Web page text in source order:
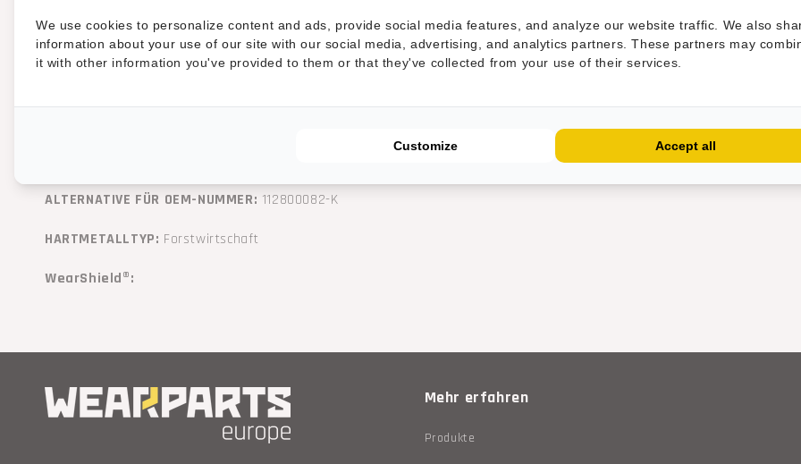
Standardversion
UML, UMM, UMM/S, UMH/S, SFL, STCL, 140U, 200U, 300U und 500U
ALTERNATIVE FÜR OEM-NUMMER: 112800082-K
HARTMETALLTYP: Forstwirtschaft
WearShield®:
Mehr erfahren
Produkte
We use cookies to personalize content and ads, provide social media features, and analyze our website traffic. We also
information about your use of our site with our social media, advertising, and analytics partners. These partners may
it with other information you've provided to them or that they've collected from your use of their services.
Customize Accept all